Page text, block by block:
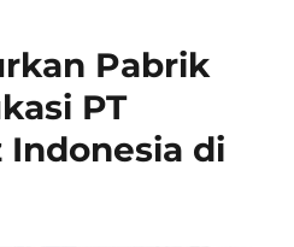
Pabrik
PT
Indonesia di